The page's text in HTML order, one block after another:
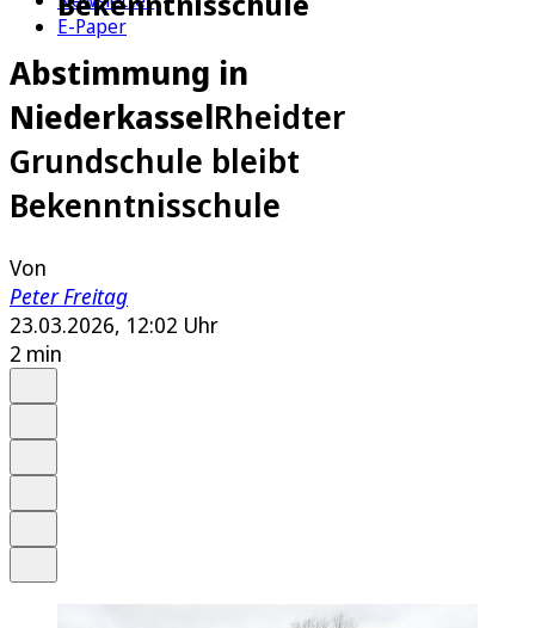
E-Paper
Abstimmung in
NiederkasselRheidter
Grundschule bleibt
Bekenntnisschule
Von
Peter Freitag
23.03.2026, 12:02 Uhr
2 min